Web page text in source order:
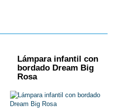
Lámpara infantil con
bordado Dream Big
Rosa